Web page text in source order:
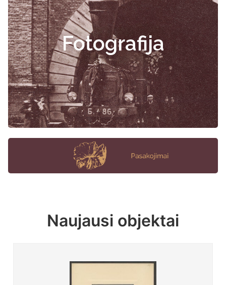
Fotografija
Naujausi objektai